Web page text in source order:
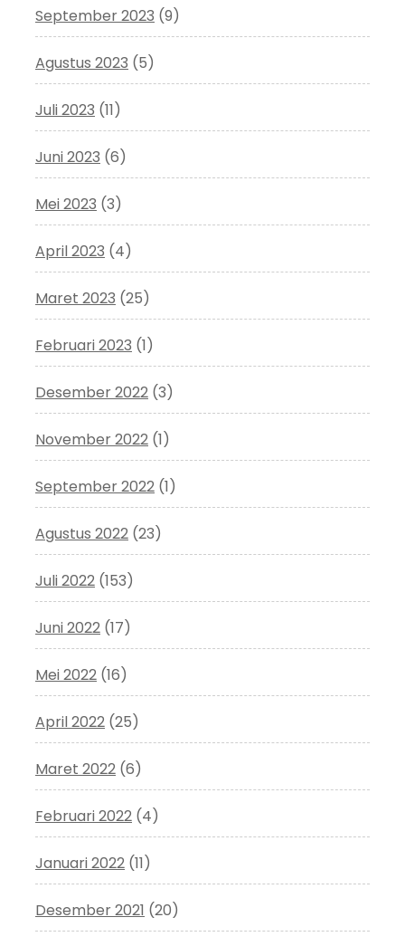
September 2023 (9)
Agustus 2023 (5)
Juli 2023 (11)
Juni 2023 (6)
Mei 2023 (3)
April 2023 (4)
Maret 2023 (25)
Februari 2023 (1)
Desember 2022 (3)
November 2022 (1)
September 2022 (1)
Agustus 2022 (23)
Juli 2022 (153)
Juni 2022 (17)
Mei 2022 (16)
April 2022 (25)
Maret 2022 (6)
Februari 2022 (4)
Januari 2022 (11)
Desember 2021 (20)